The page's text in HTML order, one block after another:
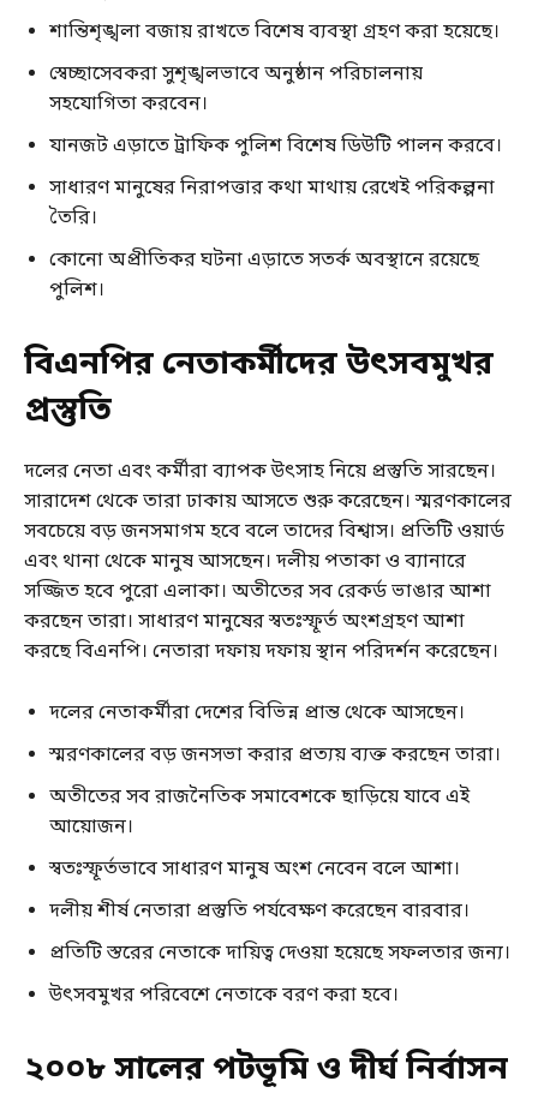
শান্তিশৃঙ্খলা বজায় রাখতে বিশেষ ব্যবস্থা গ্রহণ করা হয়েছে।
স্বেচ্ছাসেবকরা সুশৃঙ্খলভাবে অনুষ্ঠান পরিচালনায়
সহযোগিতা করবেন।
যানজট এড়াতে ট্রাফিক পুলিশ বিশেষ ডিউটি পালন করবে।
সাধারণ মানুষের নিরাপত্তার কথা মাথায় রেখেই পরিকল্পনা
তৈরি।
কোনো অপ্রীতিকর ঘটনা এড়াতে সতর্ক অবস্থানে রয়েছে
পুলিশ।
বিএনপির নেতাকর্মীদের উৎসবমুখর
প্রস্তুতি
দলের নেতা এবং কর্মীরা ব্যাপক উৎসাহ নিয়ে প্রস্তুতি সারছেন।
সারাদেশ থেকে তারা ঢাকায় আসতে শুরু করেছেন। স্মরণকালের
সবচেয়ে বড় জনসমাগম হবে বলে তাদের বিশ্বাস। প্রতিটি ওয়ার্ড
এবং থানা থেকে মানুষ আসছেন। দলীয় পতাকা ও ব্যানারে
সজ্জিত হবে পুরো এলাকা। অতীতের সব রেকর্ড ভাঙার আশা
করছেন তারা। সাধারণ মানুষের স্বতঃস্ফূর্ত অংশগ্রহণ আশা
করছে বিএনপি। নেতারা দফায় দফায় স্থান পরিদর্শন করেছেন।
দলের নেতাকর্মীরা দেশের বিভিন্ন প্রান্ত থেকে আসছেন।
স্মরণকালের বড় জনসভা করার প্রত্যয় ব্যক্ত করছেন তারা।
অতীতের সব রাজনৈতিক সমাবেশকে ছাড়িয়ে যাবে এই
আয়োজন।
স্বতঃস্ফূর্তভাবে সাধারণ মানুষ অংশ নেবেন বলে আশা।
দলীয় শীর্ষ নেতারা প্রস্তুতি পর্যবেক্ষণ করেছেন বারবার।
প্রতিটি স্তরের নেতাকে দায়িত্ব দেওয়া হয়েছে সফলতার জন্য।
উৎসবমুখর পরিবেশে নেতাকে বরণ করা হবে।
২০০৮ সালের পটভূমি ও দীর্ঘ নির্বাসন